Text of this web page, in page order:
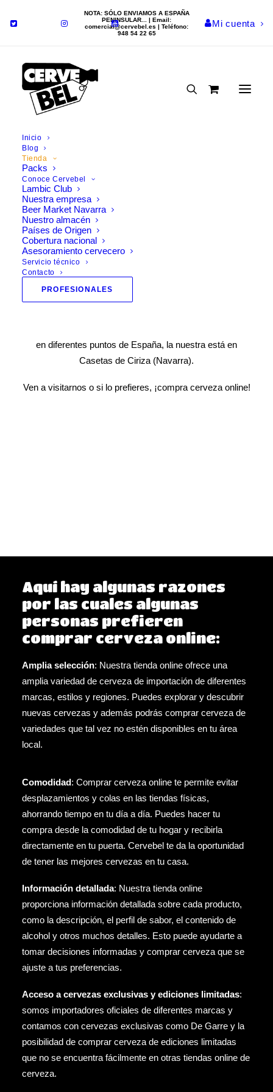
NOTA: SÓLO ENVIAMOS A ESPAÑA
PENINSULAR... | Email:
comercial@cervebel.es | Teléfono:
948 54 22 65
Mi cuenta
Inicio
Blog
Tienda
Packs
Conoce Cervebel
Lambic Club
Nuestra empresa
Beer Market Navarra
Nuestro almacén
Países de Origen
Cobertura nacional
Asesoramiento cervecero
Servicio técnico
Contacto
PROFESIONALES
Comprar cerveza
Encontrarás más de 200
cervezas en nuestra tienda
Compra cerveza online con las mejores
en diferentes puntos de España, la nuestra está en
Casetas de Ciriza (Navarra).
Ven a visitarnos o si lo prefieres, ¡compra cerveza online!
Aquí hay algunas razones
por las cuales algunas
personas prefieren
comprar cerveza online:
Amplia selección: Nuestra tienda online ofrece una
amplia variedad de cerveza de importación de diferentes
marcas, estilos y regiones. Puedes explorar y descubrir
nuevas cervezas y además podrás comprar cerveza de
variedades que tal vez no estén disponibles en tu área
local.
Comodidad: Comprar cerveza online te permite evitar
desplazamientos y colas en las tiendas físicas,
ahorrando tiempo en tu día a día. Puedes hacer tu
compra desde la comodidad de tu hogar y recibirla
directamente en tu puerta. Cervebel te da la oportunidad
de tener las mejores cervezas en tu casa.
Información detallada: Nuestra tienda online
proporciona información detallada sobre cada producto,
como la descripción, el perfil de sabor, el contenido de
alcohol y otros muchos detalles. Esto puede ayudarte a
tomar decisiones informadas y comprar cerveza que se
ajuste a tus preferencias.
Acceso a cervezas exclusivas y ediciones limitadas:
somos importadores oficiales de diferentes marcas y
contamos con cervezas exclusivas como De Garre y la
posibilidad de comprar cerveza de ediciones limitadas
que no se encuentra fácilmente en otras tiendas online de
cerveza.